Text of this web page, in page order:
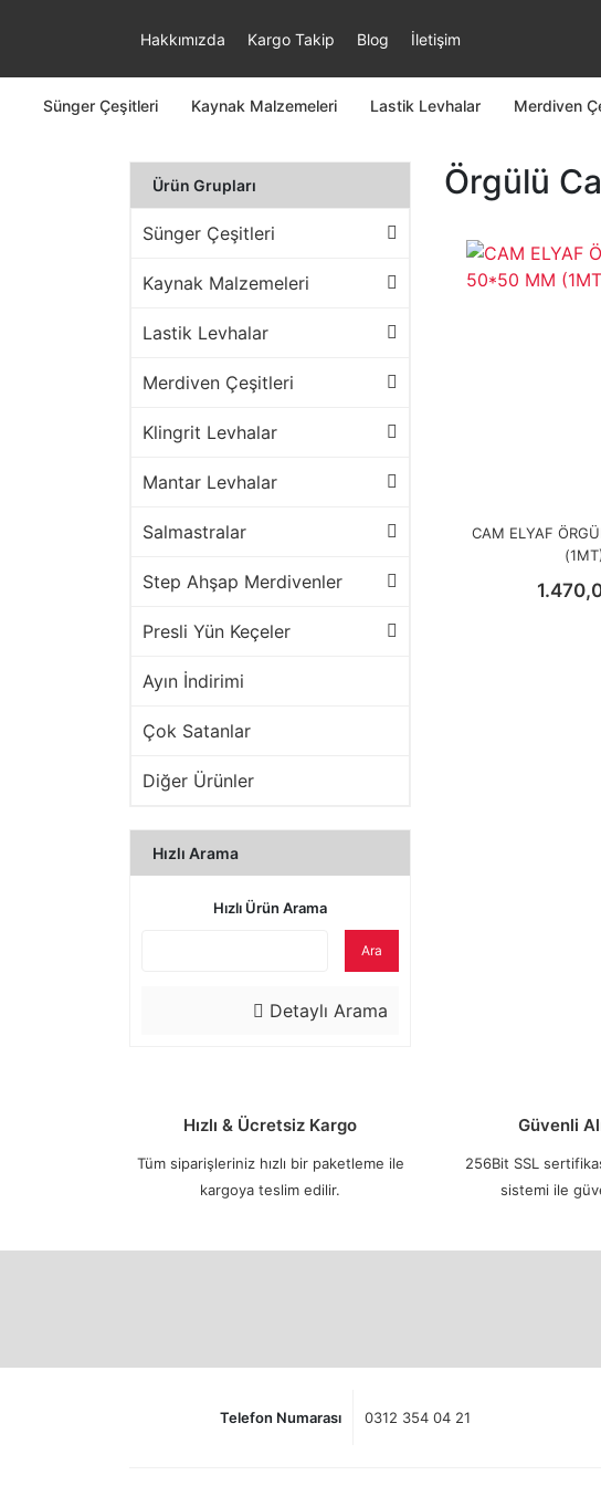
Hakkımızda Kargo Takip Blog İletişim
Sünger Çeşitleri Kaynak Malzemeleri Lastik Levhalar Merdiven
Ürün Grupları
Sünger Çeşitleri
Kaynak Malzemeleri
Lastik Levhalar
Merdiven Çeşitleri
Klingrit Levhalar
Mantar Levhalar
Salmastralar
Step Ahşap Merdivenler
Presli Yün Keçeler
Ayın İndirimi
Çok Satanlar
Diğer Ürünler
Hızlı Arama
Hızlı Ürün Arama
Ara
Detaylı Arama
Örgülü
CAM ELYAF
Hızlı & Ücretsiz Kargo
Tüm siparişleriniz hızlı bir paketleme ile
kargoya teslim edilir.
Güvenli
256Bit SSL
sistemi ile
Telefon Numarası 0312 354 04 21